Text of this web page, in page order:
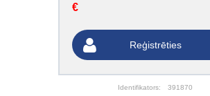
€
Reģistrēties
Identifikators: 391870